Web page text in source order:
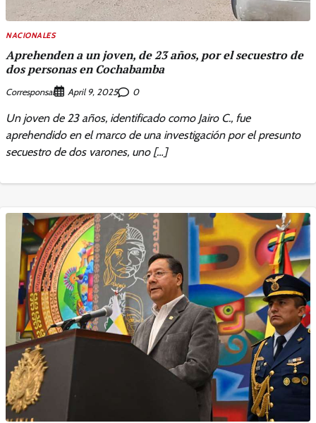
NACIONALES
Aprehenden a un joven, de 23 años, por el secuestro de
dos personas en Cochabamba
Corresponsal April 9, 2025 0
Un joven de 23 años, identificado como Jairo C., fue
aprehendido en el marco de una investigación por el presunto
secuestro de dos varones, uno […]